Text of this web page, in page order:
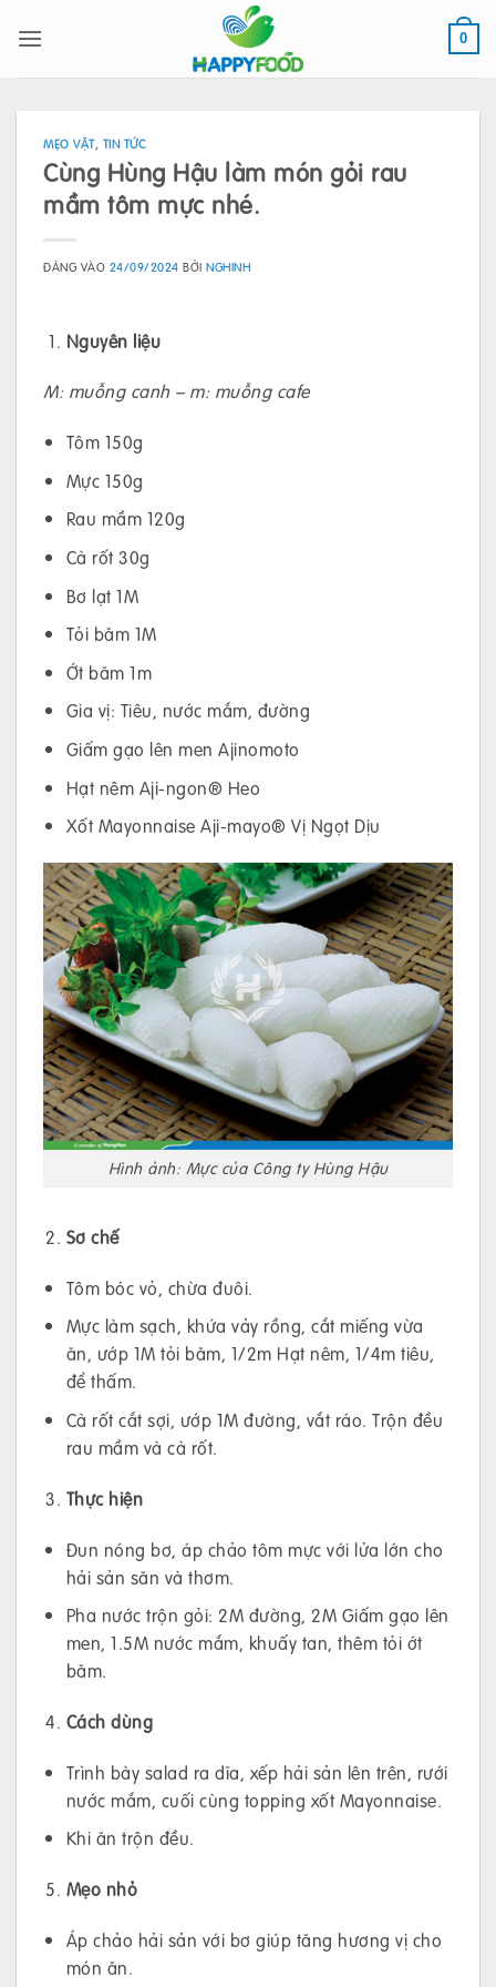
qua
0
MẸO VẶT, TIN TỨC
Cùng Hùng Hậu làm món gỏi rau
mầm tôm mực nhé.
ĐĂNG VÀO 24/09/2024 BỞINGHINH
Nguyên liệu
M: muỗng canh – m: muỗng cafe
Tôm 150g
Mực 150g
Rau mầm 120g
Cà rốt 30g
Bơ lạt 1M
Tỏi băm 1M
Ớt băm 1m
Gia vị: Tiêu, nước mắm, đường
Giấm gạo lên men Ajinomoto
Hạt nêm Aji-ngon® Heo
Xốt Mayonnaise Aji-mayo® Vị Ngọt Dịu
Hình ảnh: Mực của Công ty Hùng Hậu
Sơ chế
Tôm bóc vỏ, chừa đuôi.
Mực làm sạch, khứa vảy rồng, cắt miếng vừa
ăn, ướp 1M tỏi băm, 1/2m Hạt nêm, 1/4m tiêu,
để thấm.
Cà rốt cắt sợi, ướp 1M đường, vắt ráo. Trộn đều
rau mầm và cà rốt.
Thực hiện
Đun nóng bơ, áp chảo tôm mực với lửa lớn cho
hải sản săn và thơm.
Pha nước trộn gỏi: 2M đường, 2M Giấm gạo lên
men, 1.5M nước mắm, khuấy tan, thêm tỏi ớt
băm.
Cách dùng
Trình bày salad ra dĩa, xếp hải sản lên trên, rưới
nước mắm, cuối cùng topping xốt Mayonnaise.
Khi ăn trộn đều.
Mẹo nhỏ
Áp chảo hải sản với bơ giúp tăng hương vị cho
món ăn.